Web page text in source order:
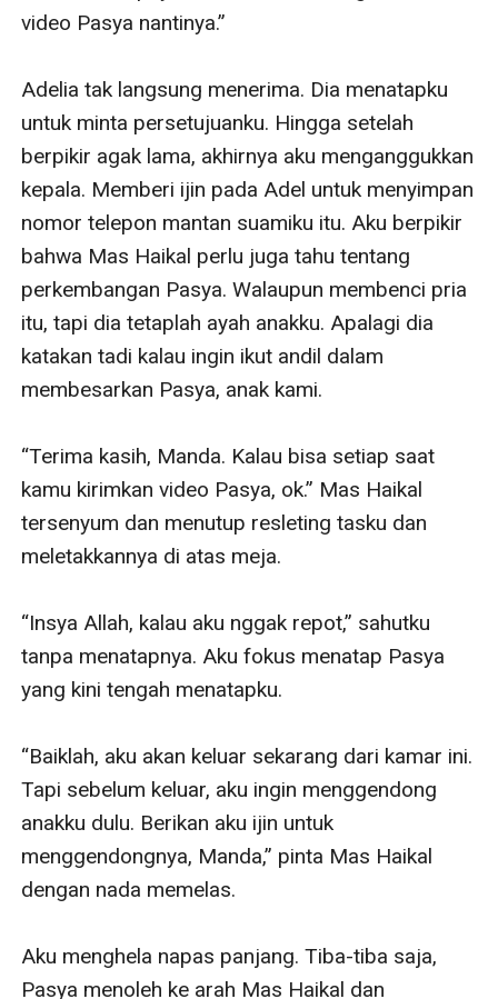
video Pasya nantinya.”
Adelia tak langsung menerima. Dia menatapku
untuk minta persetujuanku. Hingga setelah
berpikir agak lama, akhirnya aku menganggukkan
kepala. Memberi ijin pada Adel untuk menyimpan
nomor telepon mantan suamiku itu. Aku berpikir
bahwa Mas Haikal perlu juga tahu tentang
perkembangan Pasya. Walaupun membenci pria
itu, tapi dia tetaplah ayah anakku. Apalagi dia
katakan tadi kalau ingin ikut andil dalam
membesarkan Pasya, anak kami.
“Terima kasih, Manda. Kalau bisa setiap saat
kamu kirimkan video Pasya, ok.” Mas Haikal
tersenyum dan menutup resleting tasku dan
meletakkannya di atas meja.
“Insya Allah, kalau aku nggak repot,” sahutku
tanpa menatapnya. Aku fokus menatap Pasya
yang kini tengah menatapku.
“Baiklah, aku akan keluar sekarang dari kamar ini.
Tapi sebelum keluar, aku ingin menggendong
anakku dulu. Berikan aku ijin untuk
menggendongnya, Manda,” pinta Mas Haikal
dengan nada memelas.
Aku menghela napas panjang. Tiba-tiba saja,
Pasya menoleh ke arah Mas Haikal dan